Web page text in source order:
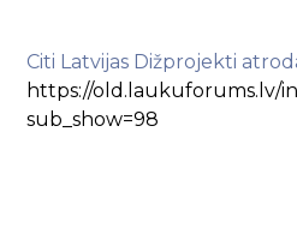
Citi Latvijas Dižprojekti
https://old.laukuforums.lv/
sub_show=98